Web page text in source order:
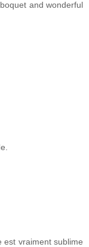
and wonderful
est vraiment sublime